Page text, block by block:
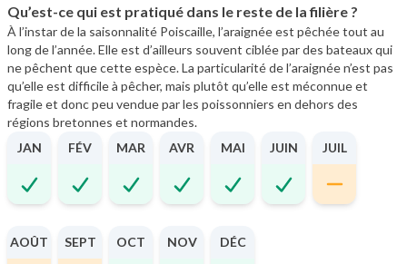
Qu’est-ce qui est pratiqué dans le reste de la filière ?
À l’instar de la saisonnalité Poiscaille, l’araignée est pêchée tout au
long de l’année. Elle est d’ailleurs souvent ciblée par des bateaux qui
ne pêchent que cette espèce. La particularité de l’araignée n’est pas
qu’elle est difficile à pêcher, mais plutôt qu’elle est méconnue et
fragile et donc peu vendue par les poissonniers en dehors des
régions bretonnes et normandes.
JAN
FÉV MAR AVR MAI JUIN JUIL
AOÛT SEPT OCT NOV DÉC